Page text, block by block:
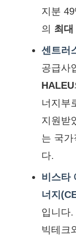
지분
의 최
센트러
공급사
HALEU
너지부
지원받
는 국가
다.
비스타
너지
입니다
빅테크